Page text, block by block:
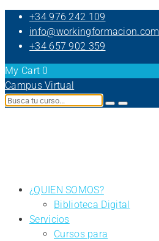
+34 976 242 109
info@workingformacion.com
+34 657 902 359
My Cart 0
Campus Virtual
¿QUIEN SOMOS?
Biblioteca Digital
Servicios
Cursos para